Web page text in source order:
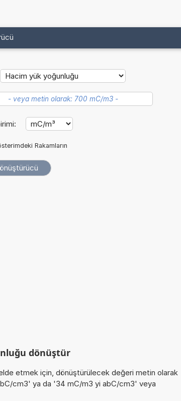
Rakamların
dönüştür
etmek için, dönüştürülecek değeri metin olarak
cm3' ya da '34 mC/m3 yi abC/cm3' veya